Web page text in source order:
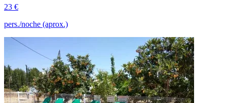
23 €
pers./noche (aprox.)